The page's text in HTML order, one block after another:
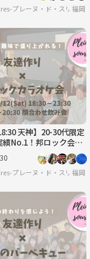
人友達作りサークル】
プレーヌ・ド・スリール
福岡
人友達作りサークル】
天神】20-30代限定
No.1！邦ロック会で
席続出！聴き専可！
プレーヌ・ド・スリール
福岡